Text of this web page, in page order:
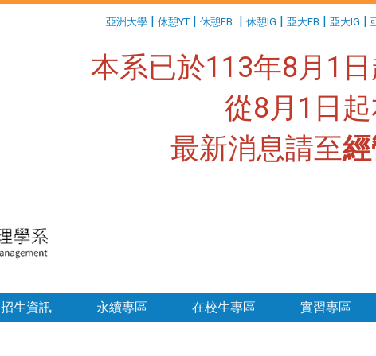
亞洲大學 | 休憩YT | 休憩FB | 休憩IG | 亞大FB | 亞大IG |
本系已於113年8月1
從8月1日
最新消息請至
招生資訊 永續專區 在校生專區 實習專區